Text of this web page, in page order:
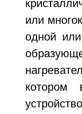
или
одной